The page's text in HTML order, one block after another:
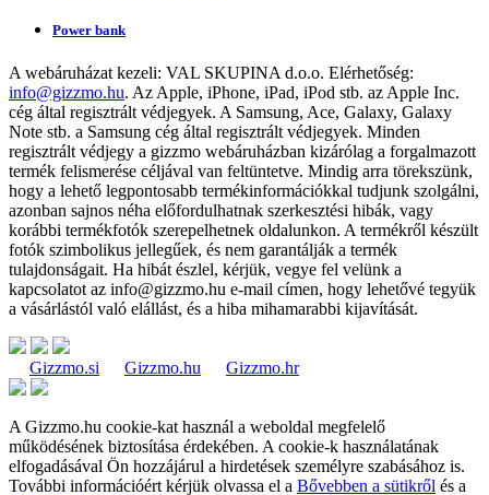
Power bank
A webáruházat kezeli: VAL SKUPINA d.o.o. Elérhetőség:
info@gizzmo.hu. Az Apple, iPhone, iPad, iPod stb. az Apple Inc.
cég által regisztrált védjegyek. A Samsung, Ace, Galaxy, Galaxy
Note stb. a Samsung cég által regisztrált védjegyek. Minden
regisztrált védjegy a gizzmo webáruházban kizárólag a forgalmazott
termék felismerése céljával van feltüntetve. Mindig arra törekszünk,
hogy a lehető legpontosabb termékinformációkkal tudjunk szolgálni,
azonban sajnos néha előfordulhatnak szerkesztési hibák, vagy
korábbi termékfotók szerepelhetnek oldalunkon. A termékről készült
fotók szimbolikus jellegűek, és nem garantálják a termék
tulajdonságait. Ha hibát észlel, kérjük, vegye fel velünk a
kapcsolatot az info@gizzmo.hu e-mail címen, hogy lehetővé tegyük
a vásárlástól való elállást, és a hiba mihamarabbi kijavítását.
Gizzmo.si Gizzmo.hu Gizzmo.hr
A Gizzmo.hu cookie-kat használ a weboldal megfelelő
működésének biztosítása érdekében. A cookie-k használatának
elfogadásával Ön hozzájárul a hirdetések személyre szabásához is.
További információért kérjük olvassa el a Bővebben a sütikről és a